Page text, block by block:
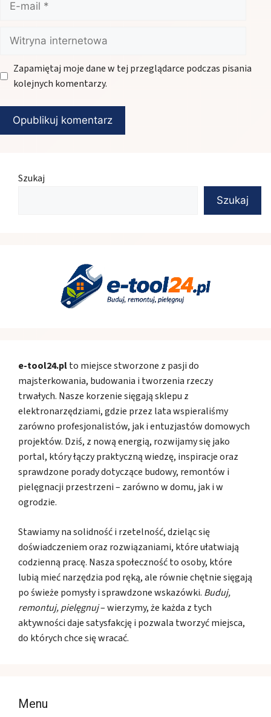
mail
Witryna
internetowa
Zapamiętaj moje dane w tej przeglądarce podczas pisania
kolejnych komentarzy.
Szukaj
Szukaj
e-tool24.plto miejsce stworzone z pasji do
majsterkowania, budowania i tworzenia rzeczy
trwałych. Nasze korzenie sięgają sklepu z
elektronarzędziami, gdzie przez lata wspieraliśmy
zarówno profesjonalistów, jak i entuzjastów domowych
projektów. Dziś, z nową energią, rozwijamy się jako
portal, który łączy praktyczną wiedzę, inspiracje oraz
sprawdzone porady dotyczące budowy, remontów i
pielęgnacji przestrzeni – zarówno w domu, jak i w
ogrodzie.
Stawiamy na solidność i rzetelność, dzieląc się
doświadczeniem oraz rozwiązaniami, które ułatwiają
codzienną pracę. Nasza społeczność to osoby, które
lubią mieć narzędzia pod ręką, ale równie chętnie sięgają
po świeże pomysły i sprawdzone wskazówki. Buduj,
remontuj, pielęgnuj– wierzymy, że każda z tych
aktywności daje satysfakcję i pozwala tworzyć miejsca,
do których chce się wracać.
Menu